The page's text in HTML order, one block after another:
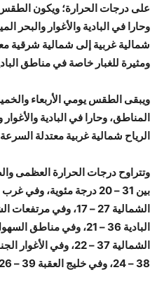
على درجات الحرارة؛ ويكون
وحارا في البادية والأغوار والبحر
شمالية غربية إلى شمالية شرقية
ومثيرة للغبار خاصة في مناطق
ويبقى الطقس يومي الأربعاء
المناطق، وحارا في البادية
الرياح شمالية غربية معتدلة
وتتراوح درجات الحرارة العظمى
38 – 24، وفي خليج العقبة 39 – 26 درجة مئوية.